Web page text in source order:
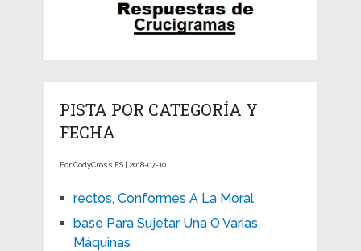
PISTA POR CATEGORÍA Y
FECHA
For CodyCross ES | 2018-07-10
rectos, Conformes A La Moral
base Para Sujetar Una O Varias
Máquinas